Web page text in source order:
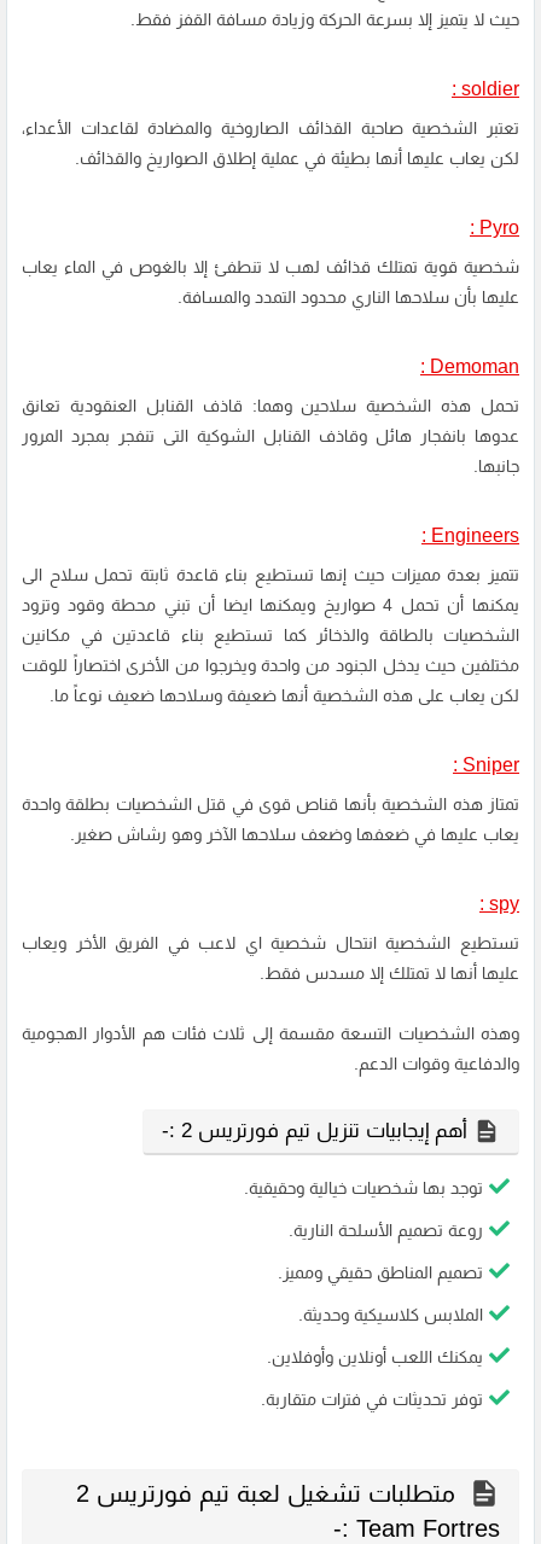
حيث لا يتميز إلا بسرعة الحركة وزيادة مسافة القفز فقط.
soldier :
تعتبر الشخصية صاحبة القذائف الصاروخية والمضادة لقاعدات الأعداء،
لكن يعاب عليها أنها بطيئة في عملية إطلاق الصواريخ والقذائف.
Pyro :
شخصية قوية تمتلك قذائف لهب لا تنطفئ إلا بالغوص في الماء يعاب
عليها بأن سلاحها الناري محدود التمدد والمسافة.
Demoman :
تحمل هذه الشخصية سلاحين وهما: قاذف القنابل العنقودية تعانق
عدوها بانفجار هائل وقاذف القنابل الشوكية التى تنفجر بمجرد المرور
جانبها.
Engineers :
تتميز بعدة مميزات حيث إنها تستطيع بناء قاعدة ثابتة تحمل سلاح الى
يمكنها أن تحمل 4 صواريخ ويمكنها ايضا أن تبني محطة وقود وتزود
الشخصيات بالطاقة والذخائر كما تستطيع بناء قاعدتين في مكانين
مختلفين حيث يدخل الجنود من واحدة ويخرجوا من الأخرى اختصاراً للوقت
لكن يعاب على هذه الشخصية أنها ضعيفة وسلاحها ضعيف نوعاً ما.
Sniper :
تمتاز هذه الشخصية بأنها قناص قوى في قتل الشخصيات بطلقة واحدة
يعاب عليها في ضعفها وضعف سلاحها الآخر وهو رشاش صغير.
spy :
تستطيع الشخصية انتحال شخصية اي لاعب في الفريق الأخر ويعاب
عليها أنها لا تمتلك إلا مسدس فقط.
وهذه الشخصيات التسعة مقسمة إلى ثلاث فئات هم الأدوار الهجومية
والدفاعية وقوات الدعم.
أهم إيجابيات تنزيل تيم فورتريس 2 :-
توجد بها شخصيات خيالية وحقيقية.
روعة تصميم الأسلحة النارية.
تصميم المناطق حقيقي ومميز.
الملابس كلاسيكية وحديثة.
يمكنك اللعب أونلاين وأوفلاين.
توفر تحديثات في فترات متقاربة.
متطلبات تشغيل لعبة تيم فورتريس 2
Team Fortres :-